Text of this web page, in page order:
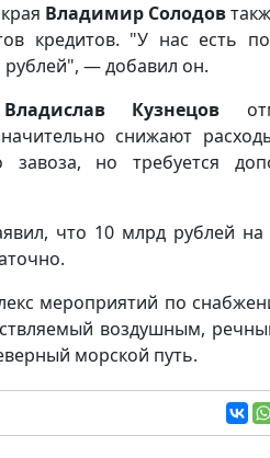
Владимир Солодов
кредитов. "У нас есть
— добавил он.
Владислав Кузнецов
снижают
завоза, но требуется
что 10 млрд рублей на
мероприятий по
воздушным,
морской путь.